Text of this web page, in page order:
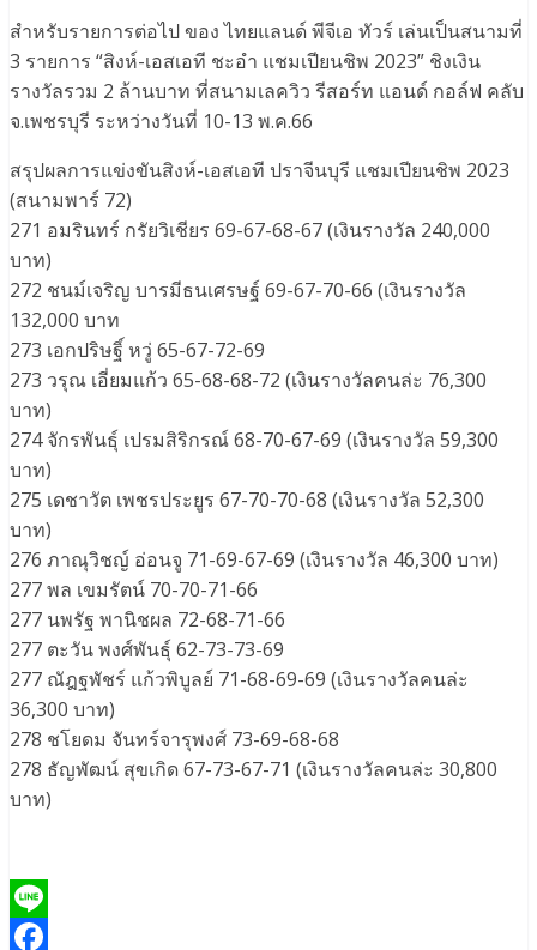
สำหรับรายการต่อไป ของ ไทยแลนด์ พีจีเอ ทัวร์ เล่นเป็นสนามที่
3 รายการ “สิงห์-เอสเอที ชะอำ แชมเปียนชิพ 2023” ชิงเงิน
รางวัลรวม 2 ล้านบาท ที่สนามเลควิว รีสอร์ท แอนด์ กอล์ฟ คลับ
จ.เพชรบุรี ระหว่างวันที่ 10-13 พ.ค.66
สรุปผลการแข่งขันสิงห์-เอสเอที ปราจีนบุรี แชมเปียนชิพ 2023
(สนามพาร์ 72)
271 อมรินทร์ กรัยวิเชียร 69-67-68-67 (เงินรางวัล 240,000
บาท)
272 ชนม์เจริญ บารมีธนเศรษฐ์ 69-67-70-66 (เงินรางวัล
132,000 บาท
273 เอกปริษฐิ์ หวู่ 65-67-72-69
273 วรุณ เอี่ยมแก้ว 65-68-68-72 (เงินรางวัลคนล่ะ 76,300
บาท)
274 จักรพันธุ์ เปรมสิริกรณ์ 68-70-67-69 (เงินรางวัล 59,300
บาท)
275 เดชาวัต เพชรประยูร 67-70-70-68 (เงินรางวัล 52,300
บาท)
276 ภาณุวิชญ์ อ่อนจู 71-69-67-69 (เงินรางวัล 46,300 บาท)
277 พล เขมรัตน์ 70-70-71-66
277 นพรัฐ พานิชผล 72-68-71-66
277 ตะวัน พงศ์พันธุ์ 62-73-73-69
277 ณัฎฐพัชร์ แก้วพิบูลย์ 71-68-69-69 (เงินรางวัลคนล่ะ
36,300 บาท)
278 ชโยดม จันทร์จารุพงศ์ 73-69-68-68
278 ธัญพัฒน์ สุขเกิด 67-73-67-71 (เงินรางวัลคนล่ะ 30,800
บาท)
Line